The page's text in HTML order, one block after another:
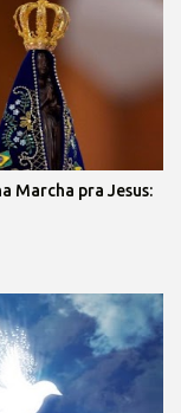
Marcha pra Jesus: